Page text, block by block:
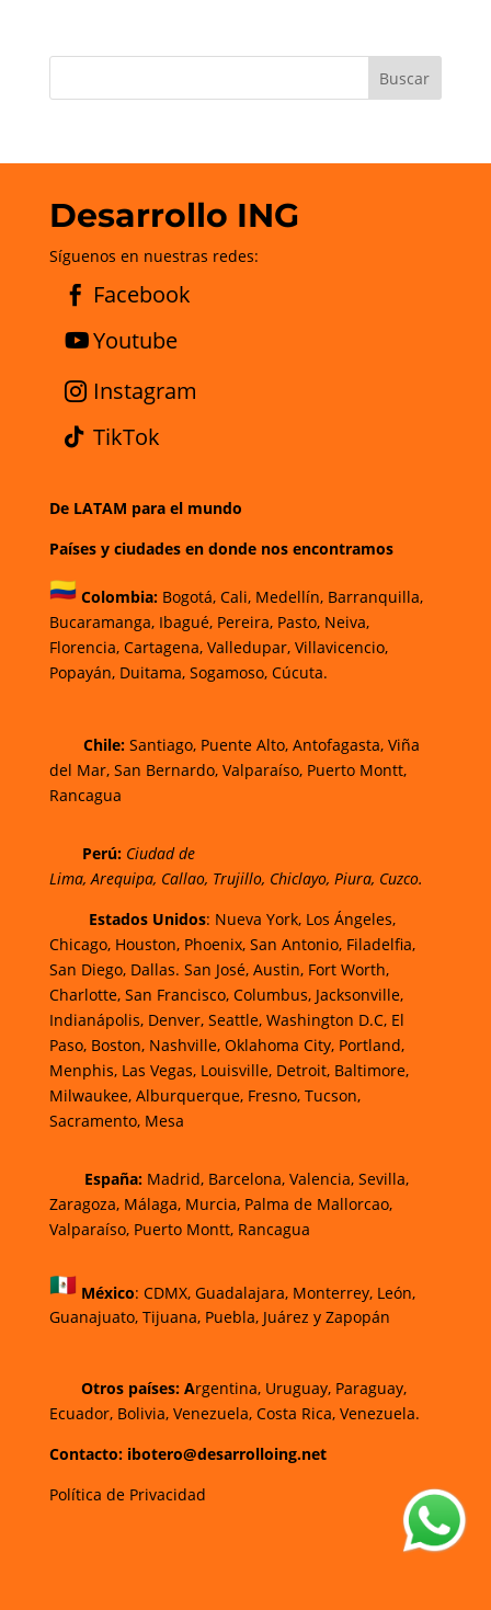
Desarrollo ING
Síguenos en nuestras redes:
Facebook
Youtube
Instagram
TikTok
De LATAM para el mundo
Países y ciudades en donde nos encontramos
Colombia: Bogotá,Cali, Medellín, Barranquilla,
Bucaramanga,Ibagué,Pereira,Pasto, Neiva,
Florencia, Cartagena, Valledupar, Villavicencio,
Popayán, Duitama, Sogamoso, Cúcuta.
Chile:Santiago, Puente Alto, Antofagasta, Viña
del Mar, San Bernardo, Valparaíso, Puerto Montt,
Rancagua
Perú: Ciudad de
Lima, Arequipa, Callao, Trujillo, Chiclayo, Piura, Cuzco.
Estados Unidos: Nueva York, Los Ángeles,
Chicago, Houston, Phoenix, San Antonio, Filadelfia,
San Diego, Dallas. San José, Austin, Fort Worth,
Charlotte, San Francisco, Columbus, Jacksonville,
Indianápolis, Denver, Seattle, Washington D.C, El
Paso, Boston, Nashville, Oklahoma City, Portland,
Menphis, Las Vegas, Louisville, Detroit, Baltimore,
Milwaukee, Alburquerque, Fresno, Tucson,
Sacramento, Mesa
España: Madrid, Barcelona, Valencia, Sevilla,
Zaragoza, Málaga, Murcia, Palma de Mallorcao,
Valparaíso, Puerto Montt, Rancagua
México: CDMX, Guadalajara, Monterrey, León,
Guanajuato, Tijuana, Puebla, Juárez y Zapopán
Otros países: Argentina, Uruguay, Paraguay,
Ecuador, Bolivia, Venezuela, Costa Rica, Venezuela.
Contacto: ibotero@desarrolloing.net
Política de Privacidad
w